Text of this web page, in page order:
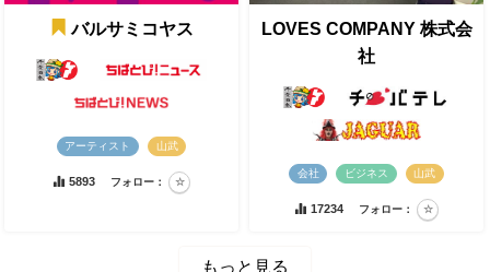
バルサミコヤス
アーティスト 山武
5893 フォロー：
LOVES COMPANY 株式会
社
会社 ビジネス 山武
17234 フォロー：
もっと見る